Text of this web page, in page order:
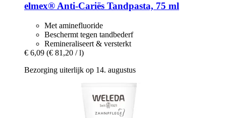
elmex®Anti-​Cariës Tandpasta, 75 ml
Met aminefluoride
Beschermt tegen tandbederf
Remineraliseert & versterkt
€ 6,09 (€ 81,20 / l)
Bezorging uiterlijk op 14. augustus